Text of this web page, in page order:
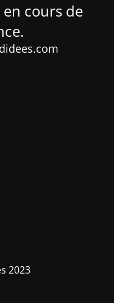
cours de
2023